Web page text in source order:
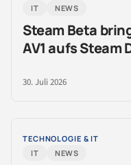
IT
NEWS
Steam Beta
AV1 aufs Steam
30. Juli 2026
TECHNOLOGIE & IT
IT
NEWS